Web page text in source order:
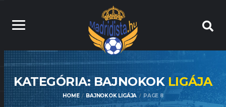
KATEGÓRIA: BAJNOKOK LIGÁJA
HOME BAJNOKOK LIGÁJA PAGE 8